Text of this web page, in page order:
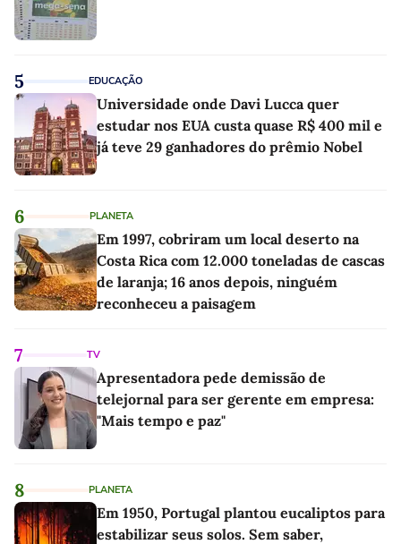
5 EDUCAÇÃO
Universidade onde Davi Lucca quer
estudar nos EUA custa quase R$ 400 mil e
já teve 29 ganhadores do prêmio Nobel
6 PLANETA
Em 1997, cobriram um local deserto na
Costa Rica com 12.000 toneladas de cascas
de laranja; 16 anos depois, ninguém
reconheceu a paisagem
7 TV
Apresentadora pede demissão de
telejornal para ser gerente em empresa:
"Mais tempo e paz"
8 PLANETA
Em 1950, Portugal plantou eucaliptos para
estabilizar seus solos. Sem saber,